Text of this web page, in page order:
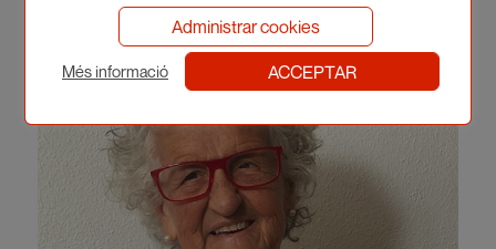
Administrar cookies
Més informació ACCEPTAR